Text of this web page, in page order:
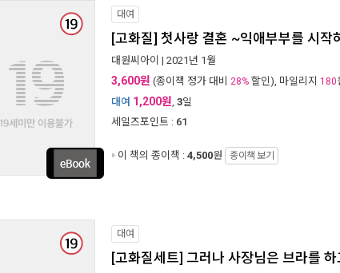
대여
[고화질] 첫사랑 결혼 ~익애부부를 시작
대원씨아이 | 2021년 1월
3,600원 (종이책 정가 대비 28% 할인), 마일리지 180
대여 1,200원, 3일
세일즈포인트 : 61
이 책의 종이책 : 4,500원 종이책 보기
대여
[고화질세트] 그러나 사장님은 브라를